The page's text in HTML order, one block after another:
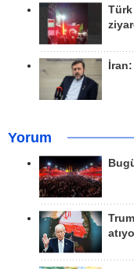
Türk
İran:
Yorum